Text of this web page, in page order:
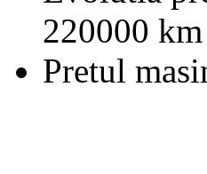
220000 km
Pretul